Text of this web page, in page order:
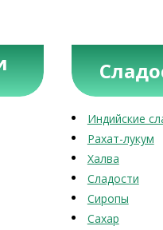
Индийские
Рахат-лукум
Халва
Сладости
Сиропы
Сахар